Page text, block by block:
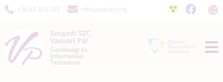
+36-62 425-322 info@vasvari.org
Szegedi SZC
Vasvári Pál
Gazdasági és
Informatikai
Technikum